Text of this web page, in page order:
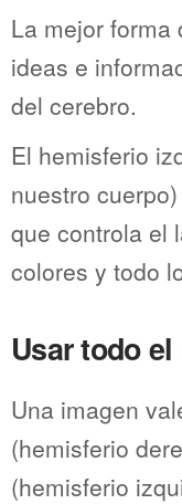
La mejor forma
ideas e
del cerebro.
El hemisferio
nuestro
que controla el
colores y todo
Usar todo
Una imagen
(hemisferio
(hemisferio